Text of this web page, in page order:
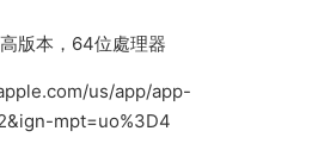
版本，64位處理器
us/app/app-
mpt=uo%3D4